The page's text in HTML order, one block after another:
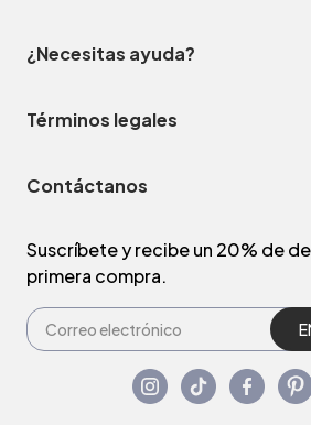
¿Necesitas ayuda?
Términos legales
Contáctanos
Suscríbete y recibe un 20% de
primera compra.